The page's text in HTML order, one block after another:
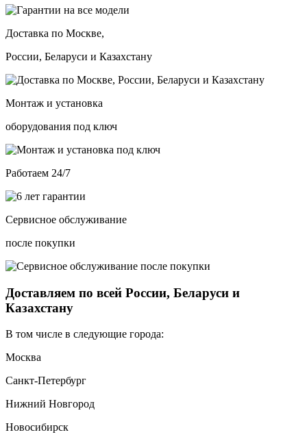
Доставка по Москве,
России, Беларуси и Казахстану
Монтаж и установка
оборудования под ключ
Работаем 24/7
Сервисное обслуживание
после покупки
Доставляем по всей России, Беларуси и
Казахстану
В том числе в следующие города:
Москва
Санкт-Петербург
Нижний Новгород
Новосибирск